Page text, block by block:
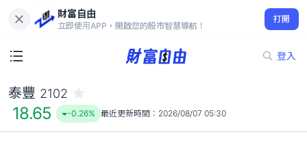
財富自由
立即使用APP，開啟您的股市智慧導航！
打開
登入
18.65
-0.26%
泰豐 2102
18.65 -0.26% 最近更新時間： 2026/08/07 05:30